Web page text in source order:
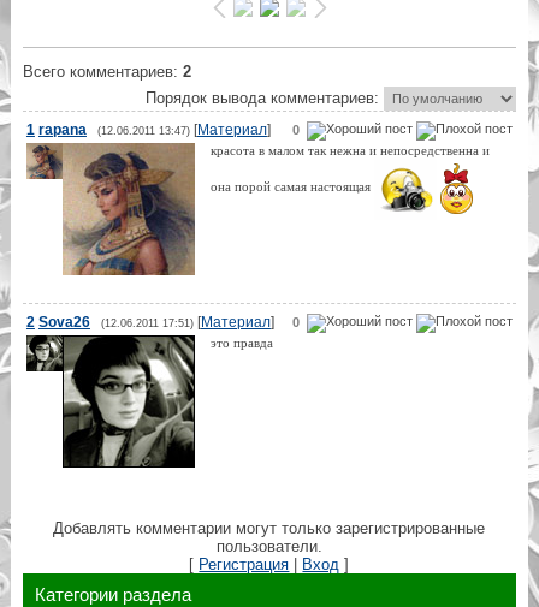
Всего комментариев: 2
Порядок вывода комментариев:
0
1 rapana (12.06.2011 13:47)[Материал]
красота в малом так нежна и непосредственна и
она порой самая настоящая
0
2 Sova26 (12.06.2011 17:51)[Материал]
это правда
Добавлять комментарии могут только зарегистрированные
пользователи.
[ Регистрация Вход ]
Категории раздела